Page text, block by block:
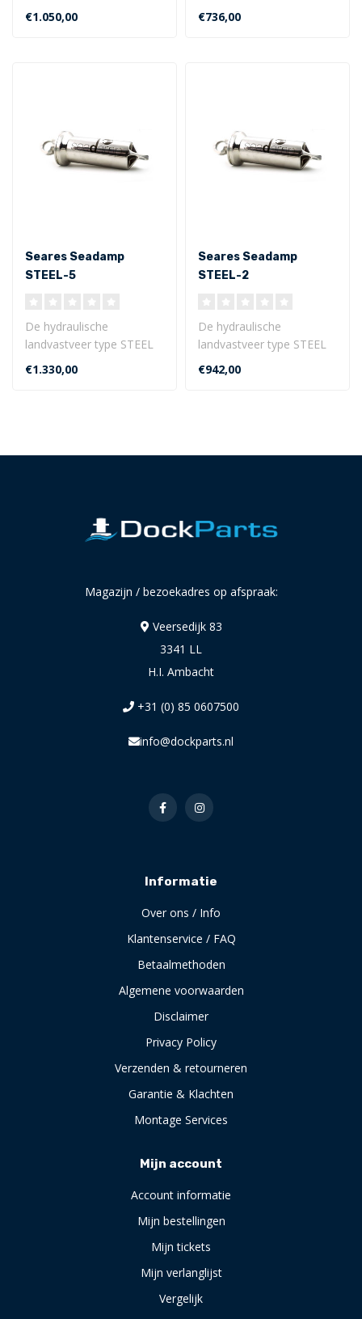
is de innovatieve, stille en
duurzame sc..
€1.050,00
is de innovatieve, stille en
duurzame sc..
€736,00
Seares Seadamp
STEEL-5
De hydraulische
landvastveer type STEEL
is de innovatieve, stille en
duurzame sc..
€1.330,00
Seares Seadamp
STEEL-2
De hydraulische
landvastveer type STEEL
is de innovatieve, stille en
duurzame sc..
€942,00
Magazijn / bezoekadres op afspraak:
Veersedijk 83
3341 LL
H.I. Ambacht
+31 (0) 85 0607500
info@dockparts.nl
Informatie
Over ons / Info
Klantenservice / FAQ
Betaalmethoden
Algemene voorwaarden
Disclaimer
Privacy Policy
Verzenden & retourneren
Garantie & Klachten
Montage Services
Mijn account
Account informatie
Mijn bestellingen
Mijn tickets
Mijn verlanglijst
Vergelijk